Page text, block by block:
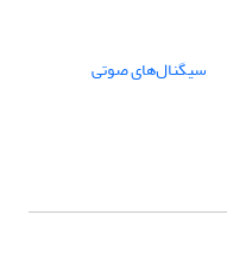
سیگنال‌های صوتی